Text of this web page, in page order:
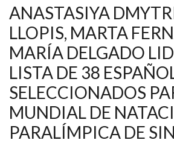
DELGADO,
ENTRE
37
ESPAÑOLES
QUE
DISPUTAN
EL
MUNDIAL
NATACIÓN
PARALÍMPICA
DE
SINGAPUR
ANASTASIYA
LLOPIS, MARTA
MARÍA DELGADO
LISTA DE 38
SELECCIONADOS
MUNDIAL DE
PARALÍMPICA DE